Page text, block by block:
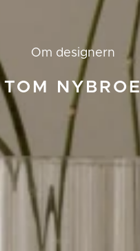
Om designern
TOM NYBROE